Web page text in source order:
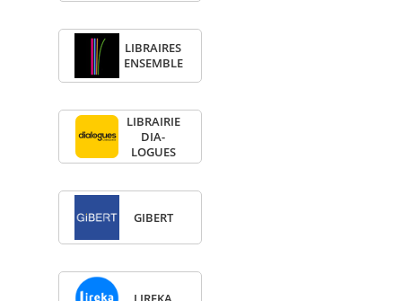
LIBRAIRES
ENSEMBLE
LIBRAI­RIE
DIA­
LOGUES
GIBERT